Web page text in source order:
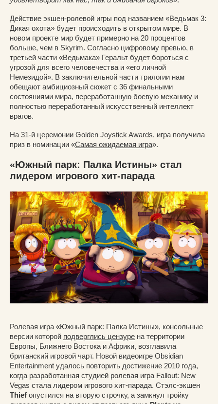
Действие экшен-ролевой игры под названием «Ведьмак 3:
Дикая охота» будет происходить в открытом мире. В
новом проекте мир будет примерно на 20 процентов
больше, чем в Skyrim. Согласно цифровому превью, в
третьей части «Ведьмака» Геральт будет бороться с
угрозой для всего человечества и «его личной
Немезидой». В заключительной части трилогии нам
обещают амбициозный сюжет с 36 финальными
состояниями мира, переработанную боевую механику и
полностью переработанный искусственный интеллект
врагов.
На 31-й церемонии Golden Joystick Awards, игра получила
приз в номинации «Самая ожидаемая игра».
«Южный парк: Палка Истины» стал
лидером игрового хит-парада
Ролевая игра «Южный парк: Палка Истины», консольные
версии которой подверглись цензуре на территории
Европы, Ближнего Востока и Африки, возглавила
британский игровой чарт. Новой видеоигре Obsidian
Entertainment удалось повторить достижение 2010 года,
когда разработанная студией ролевая игра Fallout: New
Vegas стала лидером игрового хит-парада. Стэлс-экшен
Thief опустился на вторую строчку, а замкнул тройку